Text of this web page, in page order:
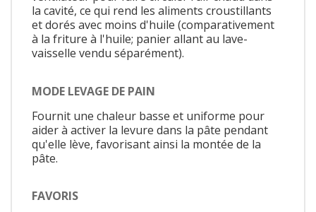
la cavité, ce qui rend les aliments croustillants
et dorés avec moins d'huile (comparativement
à la friture à l'huile; panier allant au lave-
vaisselle vendu séparément).
MODE LEVAGE DE PAIN
Fournit une chaleur basse et uniforme pour
aider à activer la levure dans la pâte pendant
qu'elle lève, favorisant ainsi la montée de la
pâte.
FAVORIS